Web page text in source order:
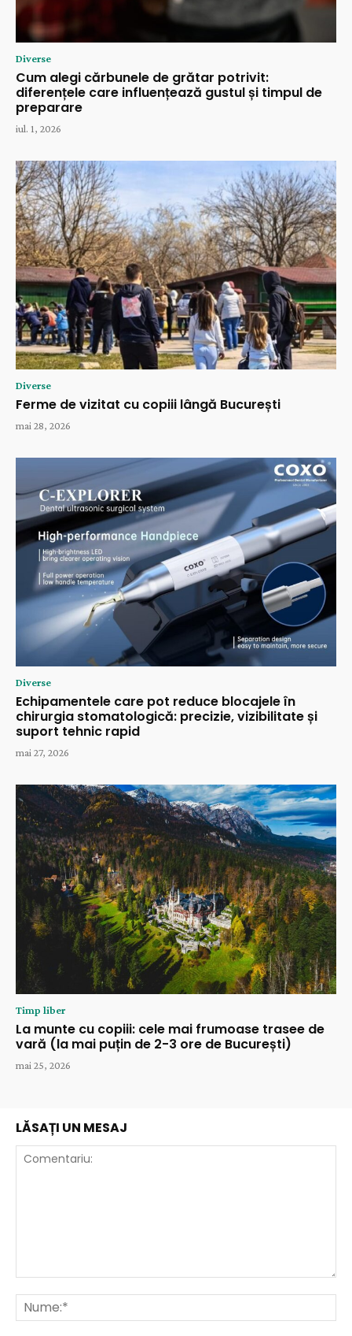
Diverse
Cum alegi cărbunele de grătar potrivit:
diferențele care influențează gustul și timpul de
preparare
iul. 1, 2026
Diverse
Ferme de vizitat cu copiii lângă București
mai 28, 2026
Diverse
Echipamentele care pot reduce blocajele în
chirurgia stomatologică: precizie, vizibilitate și
suport tehnic rapid
mai 27, 2026
Timp liber
La munte cu copiii: cele mai frumoase trasee de
vară (la mai puțin de 2-3 ore de București)
mai 25, 2026
LĂSAȚI UN MESAJ